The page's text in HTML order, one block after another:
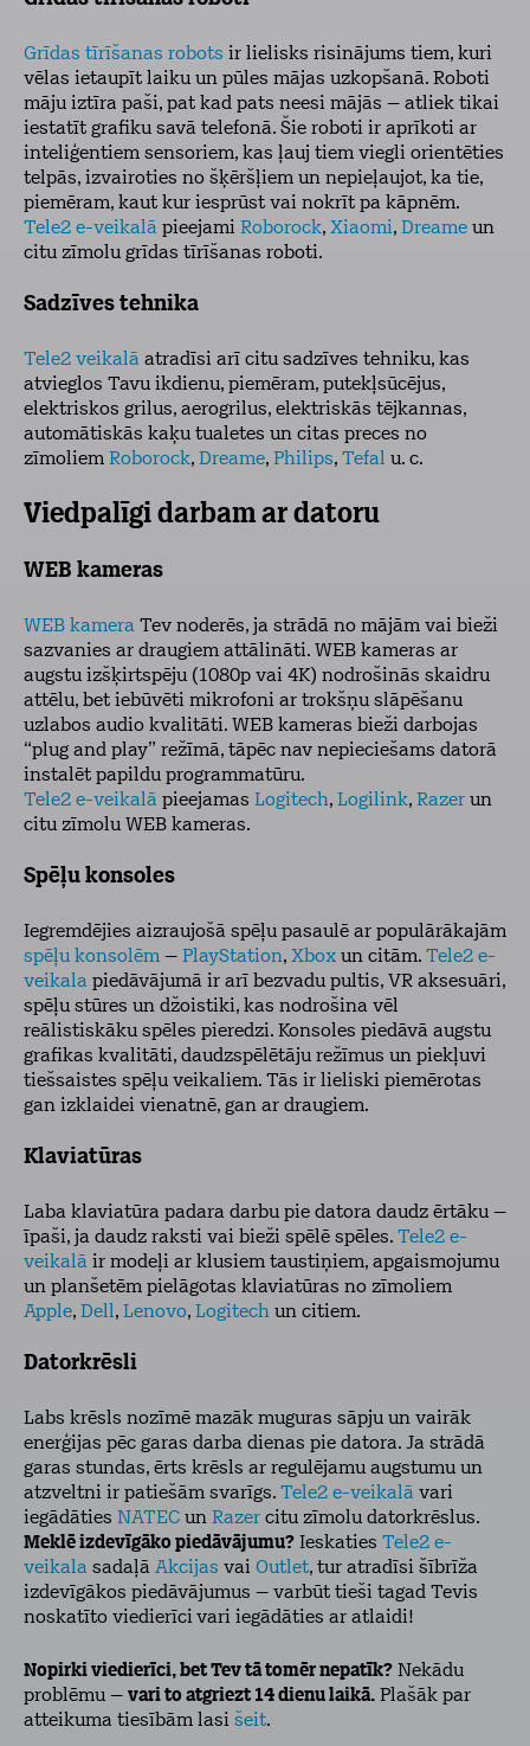
Grīdas tīrīšanas robots ir lielisks risinājums tiem, kuri
vēlas ietaupīt laiku un pūles mājas uzkopšanā. Roboti
māju iztīra paši, pat kad pats neesi mājās – atliek tikai
iestatīt grafiku savā telefonā. Šie roboti ir aprīkoti ar
inteliģentiem sensoriem, kas ļauj tiem viegli orientēties
telpās, izvairoties no šķēršļiem un nepieļaujot, ka tie,
piemēram, kaut kur iesprūst vai nokrīt pa kāpnēm.
Tele2 e-veikalā pieejami Roborock, Xiaomi, Dreame un
citu zīmolu grīdas tīrīšanas roboti.
Sadzīves tehnika
Tele2 veikalā atradīsi arī citu sadzīves tehniku, kas
atvieglos Tavu ikdienu, piemēram, putekļsūcējus,
elektriskos grilus, aerogrilus, elektriskās tējkannas,
automātiskās kaķu tualetes un citas preces no
zīmoliem Roborock, Dreame, Philips, Tefal u. c.
Viedpalīgi darbam ar datoru
WEB kameras
WEB kamera Tev noderēs, ja strādā no mājām vai bieži
sazvanies ar draugiem attālināti. WEB kameras ar
augstu izšķirtspēju (1080p vai 4K) nodrošinās skaidru
attēlu, bet iebūvēti mikrofoni ar trokšņu slāpēšanu
uzlabos audio kvalitāti. WEB kameras bieži darbojas
“plug and play” režīmā, tāpēc nav nepieciešams datorā
instalēt papildu programmatūru.
Tele2 e-veikalā pieejamas Logitech, Logilink, Razer un
citu zīmolu WEB kameras.
Spēļu konsoles
Iegremdējies aizraujošā spēļu pasaulē ar populārākajām
spēļu konsolēm – PlayStation, Xbox un citām. Tele2 e-
veikala piedāvājumā ir arī bezvadu pultis, VR aksesuāri,
spēļu stūres un džoistiki, kas nodrošina vēl
reālistiskāku spēles pieredzi. Konsoles piedāvā augstu
grafikas kvalitāti, daudzspēlētāju režīmus un piekļuvi
tiešsaistes spēļu veikaliem. Tās ir lieliski piemērotas
gan izklaidei vienatnē, gan ar draugiem.
Klaviatūras
Laba klaviatūra padara darbu pie datora daudz ērtāku –
īpaši, ja daudz raksti vai bieži spēlē spēles. Tele2 e-
veikalā ir modeļi ar klusiem taustiņiem, apgaismojumu
un planšetēm pielāgotas klaviatūras no zīmoliem
Apple, Dell, Lenovo, Logitech un citiem.
Datorkrēsli
Labs krēsls nozīmē mazāk muguras sāpju un vairāk
enerģijas pēc garas darba dienas pie datora. Ja strādā
garas stundas, ērts krēsls ar regulējamu augstumu un
atzveltni ir patiešām svarīgs. Tele2 e-veikalā vari
iegādāties NATEC un Razer citu zīmolu datorkrēslus.
Meklē izdevīgāko piedāvājumu? Ieskaties Tele2 e-
veikala sadaļā Akcijas vai Outlet, tur atradīsi šībrīža
izdevīgākos piedāvājumus – varbūt tieši tagad Tevis
noskatīto viedierīci vari iegādāties ar atlaidi!
Nopirki viedierīci, bet Tev tā tomēr nepatīk? Nekādu
problēmu – vari to atgriezt 14 dienu laikā. Plašāk par
atteikuma tiesībām lasi šeit.